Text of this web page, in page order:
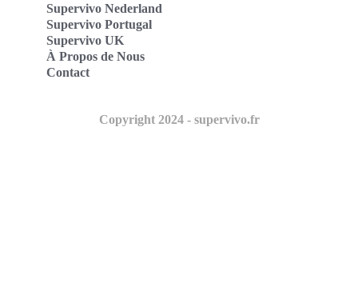
Supervivo Nederland
Supervivo Portugal
Supervivo UK
À Propos de Nous
Contact
Copyright 2024 - supervivo.fr